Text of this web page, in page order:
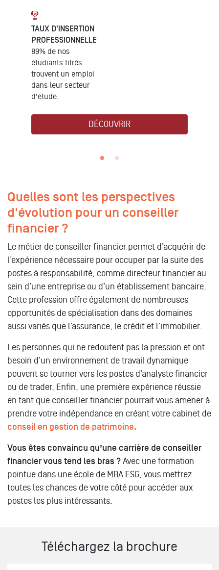
Titre RNCP de niveau
7
Quelles sont les perspectives
d'évolution pour un conseiller
financier ?
Le métier de conseiller financier permet d’acquérir de
l’expérience nécessaire pour occuper par la suite des
postes à responsabilité, comme directeur financier au
sein d’une entreprise ou d’un établissement bancaire.
Cette profession offre également de nombreuses
opportunités de spécialisation dans des domaines
aussi variés que l’assurance, le crédit et l’immobilier.
Les personnes qui ne redoutent pas la pression et ont
besoin d’un environnement de travail dynamique
peuvent se tourner vers les postes d’analyste financier
ou de trader. Enfin, une première expérience réussie
en tant que conseiller financier pourrait vous amener à
prendre votre indépendance en créant votre cabinet de
conseil en gestion de patrimoine.
Vous êtes convaincu qu’une carrière de conseiller
financier vous tend les bras ? Avec une formation
pointue dans une école de MBA ESG, vous mettrez
toutes les chances de votre côté pour accéder aux
postes les plus intéressants.
Téléchargez la brochure